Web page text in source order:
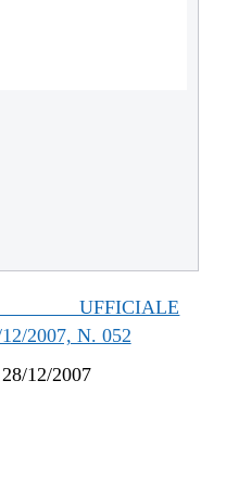
UFFICIALE
2007, N. 052
28/12/2007